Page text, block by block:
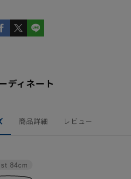
ディネート
商品詳細 レビュー
84cm